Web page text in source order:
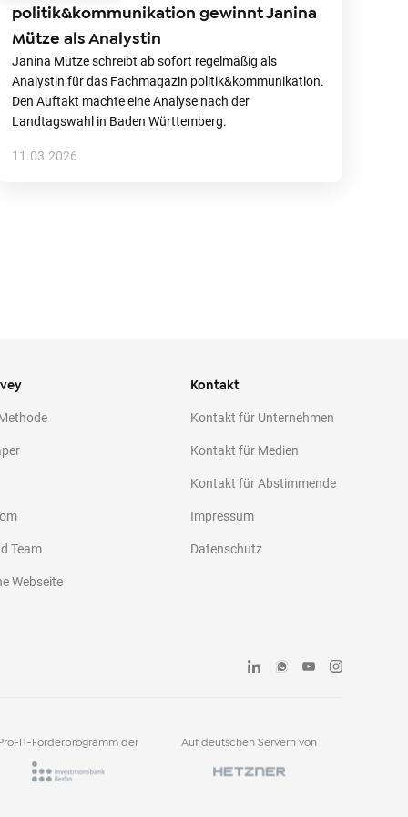
politik&kommunikation gewinnt Janina
Mütze als Analystin
Janina Mütze schreibt ab sofort regelmäßig als
Analystin für das Fachmagazin politik&kommunikation.
Den Auftakt machte eine Analyse nach der
Landtagswahl in Baden Württemberg.
11.03.2026
Team
Webseite
Kontakt
Kontakt für Unternehmen
Kontakt für Medien
Kontakt für Abstimmende
Impressum
Datenschutz
Förderprogramm der Auf deutschen Servern von